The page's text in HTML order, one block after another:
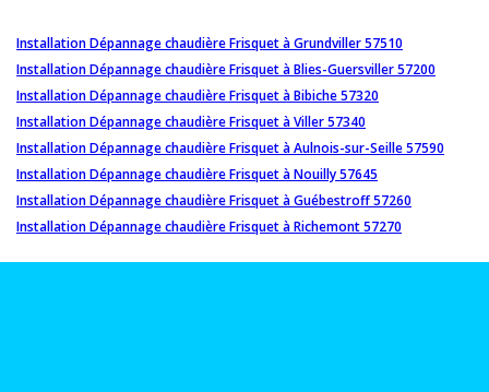
Installation Dépannage chaudière Frisquet à Grundviller 57510
Installation Dépannage chaudière Frisquet à Blies-Guersviller 57200
Installation Dépannage chaudière Frisquet à Bibiche 57320
Installation Dépannage chaudière Frisquet à Viller 57340
Installation Dépannage chaudière Frisquet à Aulnois-sur-Seille 57590
Installation Dépannage chaudière Frisquet à Nouilly 57645
Installation Dépannage chaudière Frisquet à Guébestroff 57260
Installation Dépannage chaudière Frisquet à Richemont 57270